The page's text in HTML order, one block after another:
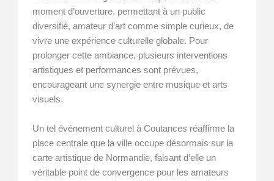
moment d’ouverture, permettant à un public
diversifié, amateur d’art comme simple curieux, de
vivre une expérience culturelle globale. Pour
prolonger cette ambiance, plusieurs interventions
artistiques et performances sont prévues,
encourageant une synergie entre musique et arts
visuels.
Un tel événement culturel à Coutances réaffirme la
place centrale que la ville occupe désormais sur la
carte artistique de Normandie, faisant d’elle un
véritable point de convergence pour les amateurs